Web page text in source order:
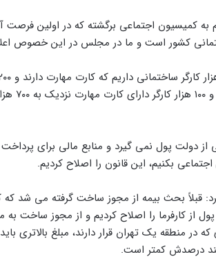
به کمیسیون اجتماعی برگشته که در اولین
کشور است و ما در مجلس در این خصوص
بکنیم، این قانون را اصلاح کردیم.
بحث بیمه از مجوز ساخت گرفته می شد که
از کارفرما را اصلاح کردیم و از مجوز ساخت به
مثلا برای واحدهای ۱۰۰ متری که در منطقه یک تهران قرار دارند، مبلغ
درصدش کمتر است.